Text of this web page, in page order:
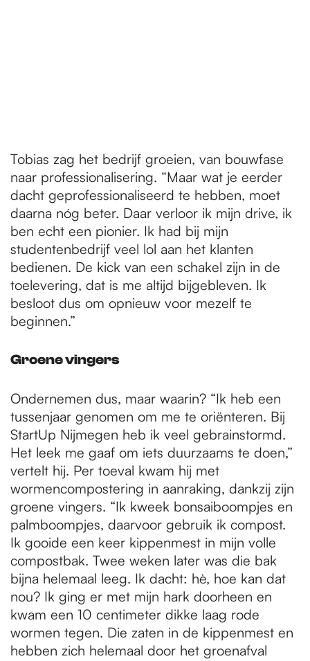
Tobias zag het bedrijf groeien, van bouwfase
naar professionalisering. “Maar wat je eerder
dacht geprofessionaliseerd te hebben, moet
daarna nóg beter. Daar verloor ik mijn drive, ik
ben echt een pionier. Ik had bij mijn
studentenbedrijf veel lol aan het klanten
bedienen. De kick van een schakel zijn in de
toelevering, dat is me altijd bijgebleven. Ik
besloot dus om opnieuw voor mezelf te
beginnen.”
Groene vingers
Ondernemen dus, maar waarin? “Ik heb een
tussenjaar genomen om me te oriënteren. Bij
StartUp Nijmegen heb ik veel gebrainstormd.
Het leek me gaaf om iets duurzaams te doen,”
vertelt hij. Per toeval kwam hij met
wormencompostering in aanraking, dankzij zijn
groene vingers. “Ik kweek bonsaiboompjes en
palmboompjes, daarvoor gebruik ik compost.
Ik gooide een keer kippenmest in mijn volle
compostbak. Twee weken later was die bak
bijna helemaal leeg. Ik dacht: hè, hoe kan dat
nou? Ik ging er met mijn hark doorheen en
kwam een 10 centimeter dikke laag rode
wormen tegen. Die zaten in de kippenmest en
hebben zich helemaal door het groenafval